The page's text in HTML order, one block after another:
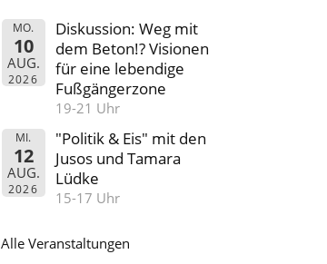
MO.
10
AUG.
2026
Diskussion: Weg mit
dem Beton!? Visionen
für eine lebendige
Fußgängerzone
19-21 Uhr
MI.
12
AUG.
2026
"Politik & Eis" mit den
Jusos und Tamara
Lüdke
15-17 Uhr
Alle Veranstaltungen